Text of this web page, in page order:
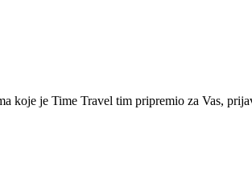
koje je Time Travel tim pripremio za Vas,